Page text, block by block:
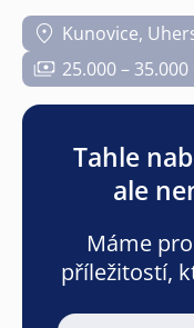
Kunovice,
25.000 – 35.000
Tahle
ale
Máme
příležitostí,